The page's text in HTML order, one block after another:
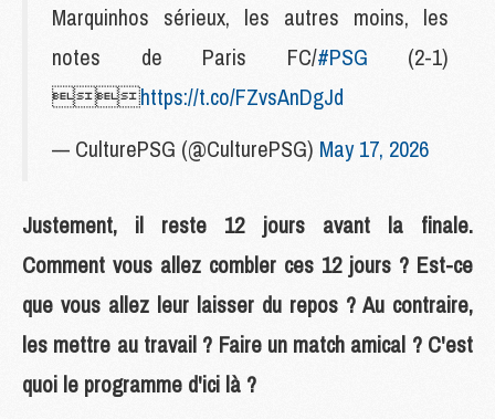
Marquinhos sérieux, les autres moins, les
notes de Paris FC/#PSG (2-1)
https://t.co/FZvsAnDgJd
— CulturePSG (@CulturePSG) May 17, 2026
Justement, il reste 12 jours avant la finale.
Comment vous allez combler ces 12 jours ? Est-ce
que vous allez leur laisser du repos ? Au contraire,
les mettre au travail ? Faire un match amical ? C'est
quoi le programme d'ici là ?